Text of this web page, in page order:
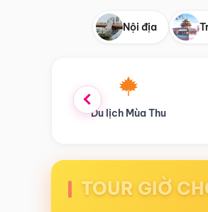
Nội địa
Du lịch Mùa Đông
TOUR GIỜ